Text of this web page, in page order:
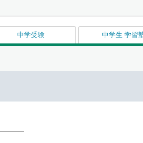
中学受験 中学生 学習